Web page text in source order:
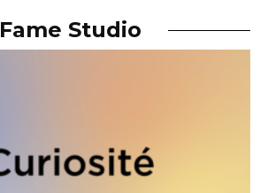
Fame Studio